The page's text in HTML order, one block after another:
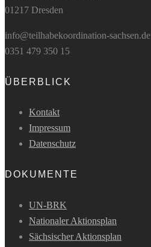
01217 Dresden
info@teilhabekoordination-sachsen.de
0351 479 350 15
ÜBERBLICK
Kontakt
Impressum
Datenschutz
DOKUMENTE
UN-BRK
Nationaler Aktionsplan
Sächsischer Aktionsplan